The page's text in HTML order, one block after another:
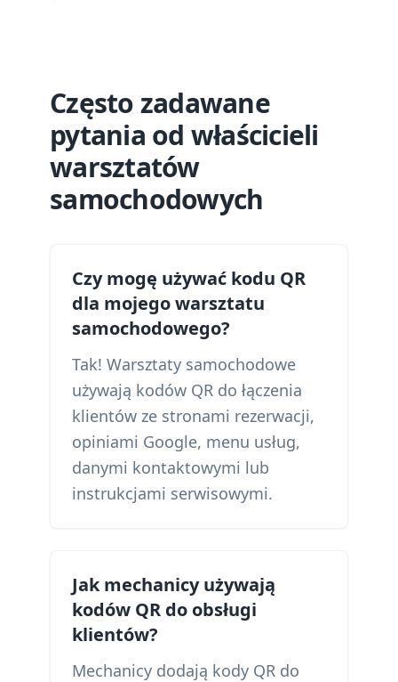
Często zadawane
pytania od właścicieli
warsztatów
samochodowych
Czy mogę używać kodu QR
dla mojego warsztatu
samochodowego?
Tak! Warsztaty samochodowe
używają kodów QR do łączenia
klientów ze stronami rezerwacji,
opiniami Google, menu usług,
danymi kontaktowymi lub
instrukcjami serwisowymi.
Jak mechanicy używają
kodów QR do obsługi
klientów?
Mechanicy dodają kody QR do